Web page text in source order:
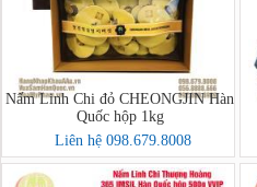
Nấm Linh Chi đỏ CHEONGJIN Hàn
Quốc hộp 1kg
Liên hệ 098.679.8008